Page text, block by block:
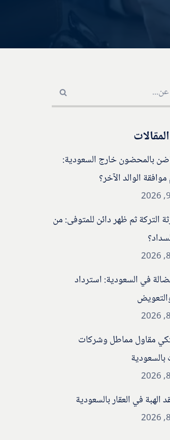
بالمحضون خارج السعودية:
الوالد الآخر؟
التركة ثم ظهر دائن للمتوفى: من
في السعودية: استرداد
مقاول مماطل وشركات
بالسعودية
الهبة في العقار بالسعودية